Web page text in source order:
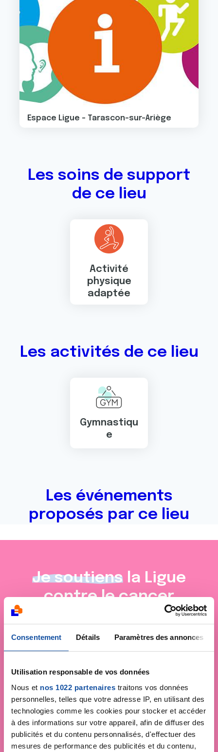
Consentement Détails Paramètres des annonces
Utilisation responsable de vos données
Nous et nos 1022 partenaires traitons vos données
personnelles, telles que votre adresse IP, en utilisant des
technologies comme les cookies pour stocker et accéder
à des informations sur votre appareil, afin de diffuser des
publicités et du contenu personnalisés, d'effectuer des
mesures de performance des publicités et du contenu,
Espace Ligue - Tarascon-sur-Ariège
Les soins de support
de ce lieu
Activité
physique
adaptée
Les activités de ce lieu
Gymnastiqu
e
Les événements
proposés par ce lieu
Je soutiens la Ligue
contre le cancer